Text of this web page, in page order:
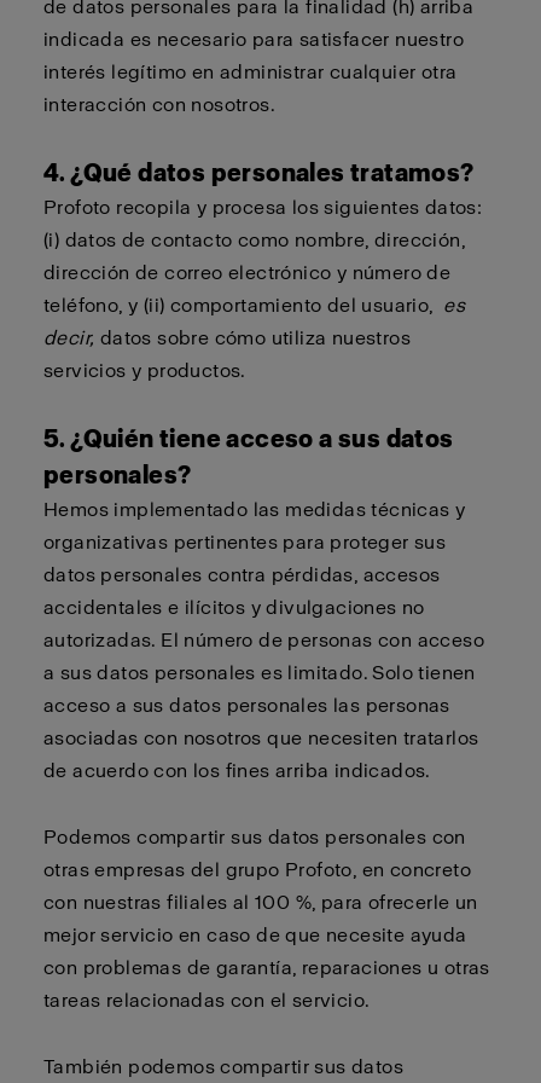
de datos personales para la finalidad (h) arriba
indicada es necesario para satisfacer nuestro
interés legítimo en administrar cualquier otra
interacción con nosotros.
4. ¿Qué datos personales tratamos?
Profoto recopila y procesa los siguientes datos:
(i) datos de contacto como nombre, dirección,
dirección de correo electrónico y número de
teléfono, y (ii) comportamiento del usuario, es
decir, datos sobre cómo utiliza nuestros
servicios y productos.
5. ¿Quién tiene acceso a sus datos
personales?
Hemos implementado las medidas técnicas y
organizativas pertinentes para proteger sus
datos personales contra pérdidas, accesos
accidentales e ilícitos y divulgaciones no
autorizadas. El número de personas con acceso
a sus datos personales es limitado. Solo tienen
acceso a sus datos personales las personas
asociadas con nosotros que necesiten tratarlos
de acuerdo con los fines arriba indicados.
Podemos compartir sus datos personales con
otras empresas del grupo Profoto, en concreto
con nuestras filiales al 100 %, para ofrecerle un
mejor servicio en caso de que necesite ayuda
con problemas de garantía, reparaciones u otras
tareas relacionadas con el servicio.
También podemos compartir sus datos